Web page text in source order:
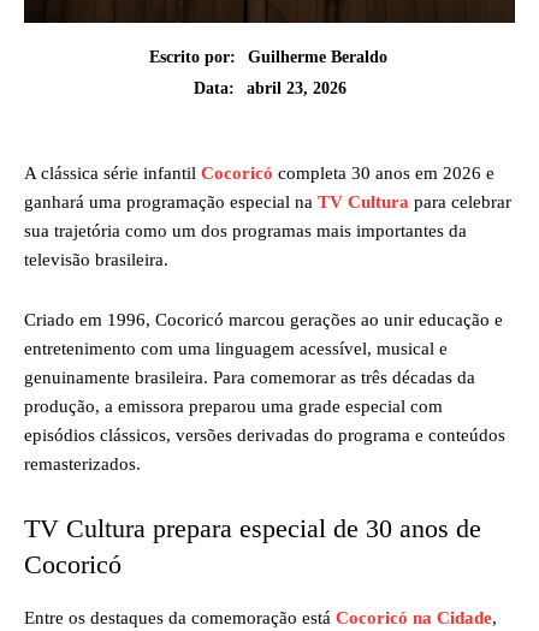
Escrito por:
Guilherme Beraldo
Data:
abril 23, 2026
A clássica série infantil Cocoricó completa 30 anos em 2026 e
ganhará uma programação especial na TV Cultura para celebrar
sua trajetória como um dos programas mais importantes da
televisão brasileira.
Criado em 1996, Cocoricó marcou gerações ao unir educação e
entretenimento com uma linguagem acessível, musical e
genuinamente brasileira. Para comemorar as três décadas da
produção, a emissora preparou uma grade especial com
episódios clássicos, versões derivadas do programa e conteúdos
remasterizados.
TV Cultura prepara especial de 30 anos de
Cocoricó
Entre os destaques da comemoração está Cocoricó na Cidade,